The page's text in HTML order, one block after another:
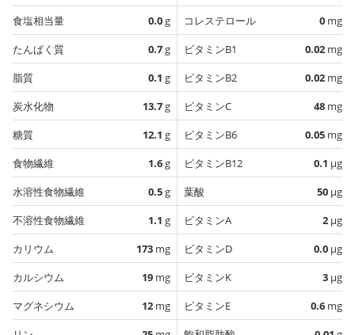
食塩相当量
0.0g
たんぱく質
0.7g
脂質
0.1 g
炭水化物
13.7g
糖質
12.1 g
食物繊維
1.6g
水溶性食物繊維
0.5g
不溶性食物繊維
1.1 g
カリウム
173 mg
カルシウム
19 mg
マグネシウム
12 mg
コレステロール
0 mg
ビタミンB1
0.02 mg
ビタミンB2
0.02 mg
ビタミンC
48 mg
ビタミンB6
0.05 mg
ビタミンB12
0.1 µg
葉酸
50 µg
ビタミンA
2 µg
ビタミンD
0.0 µg
ビタミンK
3 µg
ビタミンE
0.6 mg